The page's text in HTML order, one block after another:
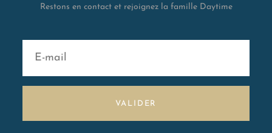
Restons en contact et rejoignez la famille Daytime
VALIDER